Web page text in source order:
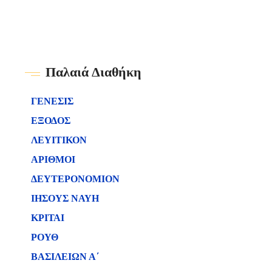
Παλαιά Διαθήκη
ΓΕΝΕΣΙΣ
ΕΞΟΔΟΣ
ΛΕΥΙΤΙΚΟΝ
ΑΡΙΘΜΟΙ
ΔΕΥΤΕΡΟΝΟΜΙΟΝ
ΙΗΣΟΥΣ ΝΑΥΗ
ΚΡΙΤΑΙ
ΡΟΥΘ
ΒΑΣΙΛΕΙΩΝ Α΄